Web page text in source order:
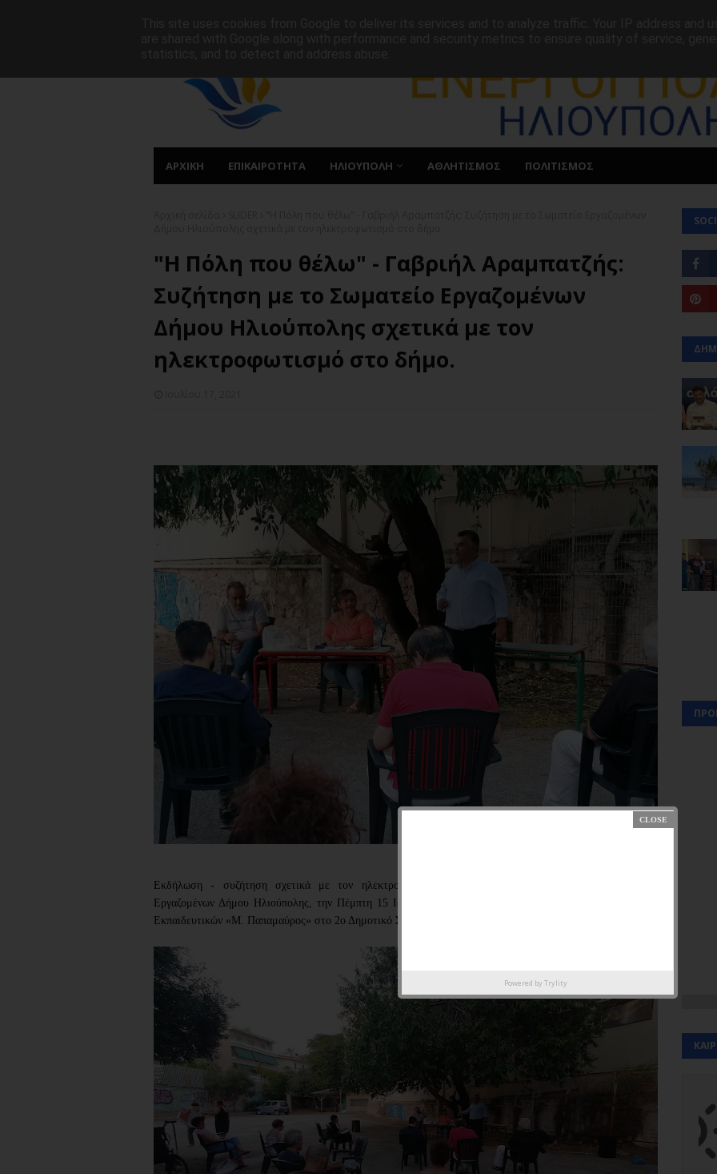
ΑΡΧΙΚΗ ΕΠΙΚΑΙΡΟΤΗΤΑ ΗΛΙΟΥΠΟΛΗ ΑΘΛΗΤΙΣΜΟΣ ΠΟΛΙΤΙΣΜΟΣ
"Η Πόλη που θέλω" - Γαβριήλ Αραμπατζής:
Συζήτηση με το Σωματείο Εργαζομένων
Δήμου Ηλιούπολης σχετικά με τον
ηλεκτροφωτισμό στο δήμο.
Εκδήλωση - συζήτηση σχετικά με τον ηλεκτροφωτισμό στο δήμο πραγματοποίησε  το Σωματείο
Εργαζομένων Δήμου Ηλιούπολης, την Πέμπτη 15 Ιούλη στις 7 μ.μ., στον εξωτερικό χώρο του Συλλόγου
Εκπαιδευτικών «Μ. Παπαμαύρος» στο 2ο Δημοτικό Σχολείο.
Powered byTrylity